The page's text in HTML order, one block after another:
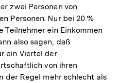
zwei Personen von
Personen. Nur bei 20 %
Teilnehmer ein Einkommen
also sagen, daß
ein Viertel der
von ihren
der Regel mehr schlecht als